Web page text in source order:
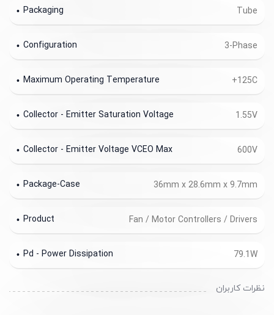
Tube
Packaging
3-Phase
Configuration
+125C
Maximum Operating Temperature
1.55V
Collector - Emitter Saturation Voltage
600V
Collector - Emitter Voltage VCEO Max
36mm x 28.6mm x 9.7mm
Package-Case
Fan / Motor Controllers / Drivers
Product
79.1W
Pd - Power Dissipation
نظرات کاربران